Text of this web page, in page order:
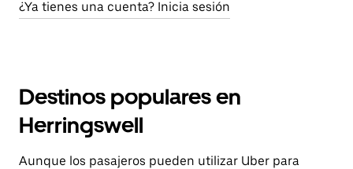
¿Ya tienes una cuenta? Inicia sesión
Destinos populares en
Herringswell
Aunque los pasajeros pueden utilizar Uber para